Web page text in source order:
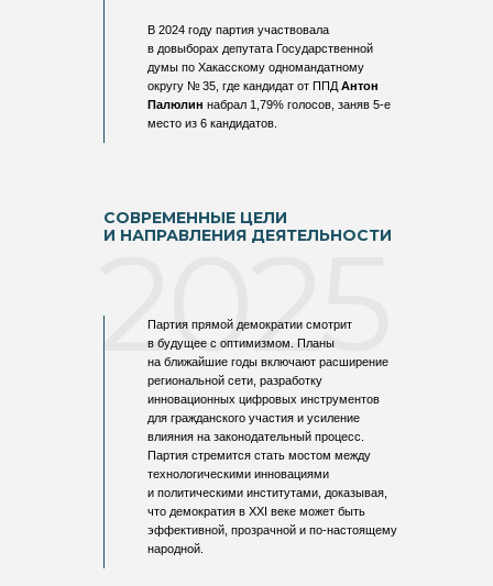
2025
СОВРЕМЕННЫЕ ЦЕЛИ
И НАПРАВЛЕНИЯ ДЕЯТЕЛЬНОСТИ
Партия прямой демократии смотрит
в будущее с оптимизмом. Планы
на ближайшие годы включают расширение
региональной сети, разработку
инновационных цифровых инструментов
для гражданского участия и усиление
влияния на законодательный процесс.
Партия стремится стать мостом между
технологическими инновациями
и политическими институтами, доказывая,
что демократия в XXI веке может быть
эффективной, прозрачной и по-настоящему
народной.
В 2024 году партия участвовала
в довыборах депутата Государственной
думы по Хакасскому одномандатному
округу № 35, где кандидат от ППД Антон
Палюлин набрал 1,79% голосов, заняв 5-е
место из 6 кандидатов.